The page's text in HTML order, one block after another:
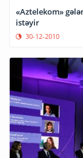
«Aztelekom»
istəyir
30-12-2010